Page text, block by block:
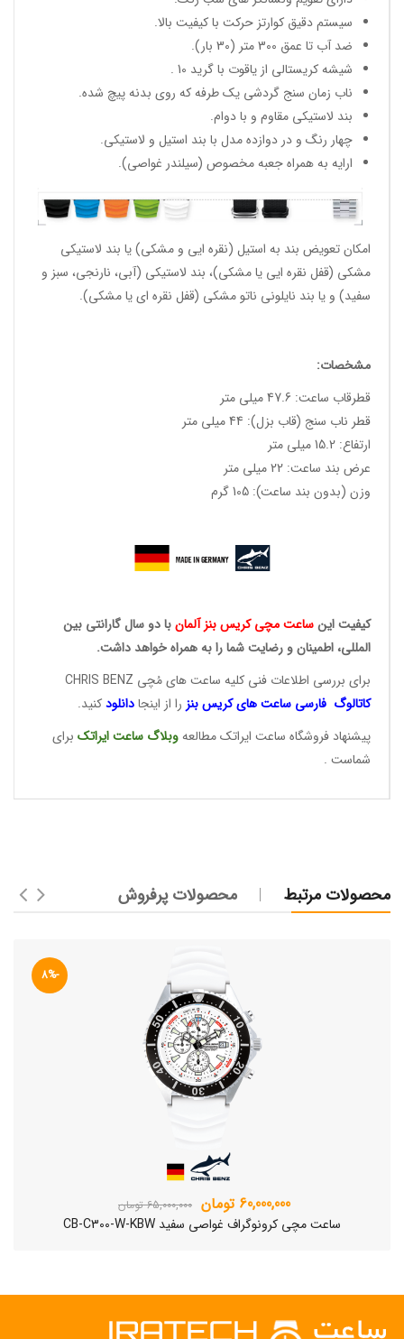
سیستم دقیق کوارتز حرکت با کیفیت بالا.
ضد آب تا عمق 300 متر (30 بار).
شیشه کریستالی از یاقوت با گرید 10 .
ناب زمان سنج گردشی یک طرفه که روی بدنه پیچ شده.
بند لاستیکی مقاوم و با دوام.
چهار رنگ و در دوازده مدل با بند استیل و لاستیکی.
ارایه به همراه جعبه مخصوص (سیلندر غواصی).
امکان تعویض بند به استیل (نقره ایی و مشکی) یا بند لاستیکی
مشکی (قفل نقره ایی یا مشکی)، بند لاستیکی (آبی، نارنجی، سبز و
سفید) و یا بند نایلونی ناتو مشکی (قفل نقره ای یا مشکی).
مشخصات:
قطرقاب ساعت: 47.6 میلی متر
قطر ناب سنج (قاب بزل): 44 میلی متر
ارتفاع: 15.2 میلی متر
عرض بند ساعت: 22 میلی متر
وزن (بدون بند ساعت): 105 گرم
کیفیت اینساعت مچی کریسبنز آلمانبا دو سال گارانتی بین
المللی، اطمینان و رضایت شما را به همراه خواهد داشت.
برای بررسی اطلاعات فنی کلیه ساعت های مُچی CHRIS BENZ
کاتالوگ فارسی ساعت هایکریس بنز را از اینجادانلودکنید.
پیشنهاد فروشگاه ساعت ایراتک مطالعهوبلاگ ساعتایراتک برای
شماست .
محصولات مرتبط محصولات پرفروش
-8%
60,000,000 تومان 65,000,000 تومان
ساعت مچی کرونوگراف غواصی سفید CB-C300-W-KBW